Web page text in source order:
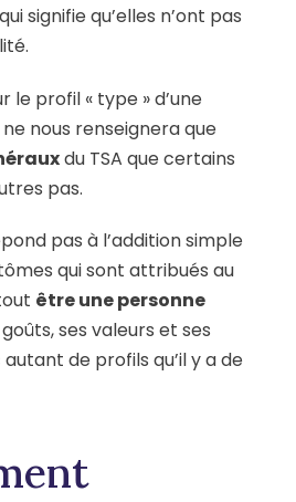
signifie qu’elles n’ont pas
le profil « type » d’une
nous renseignera que
du TSA que certains
pas.
pas à l’addition simple
qui sont attribués au
être une personne
ses valeurs et ses
de profils qu’il y a de